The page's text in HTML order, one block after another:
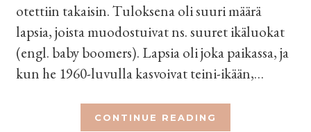
otettiin takaisin. Tuloksena oli suuri määrä
lapsia, joista muodostuivat ns. suuret ikäluokat
(engl. baby boomers). Lapsia oli joka paikassa, ja
kun he 1960-luvulla kasvoivat teini-ikään,…
CONTINUE READING